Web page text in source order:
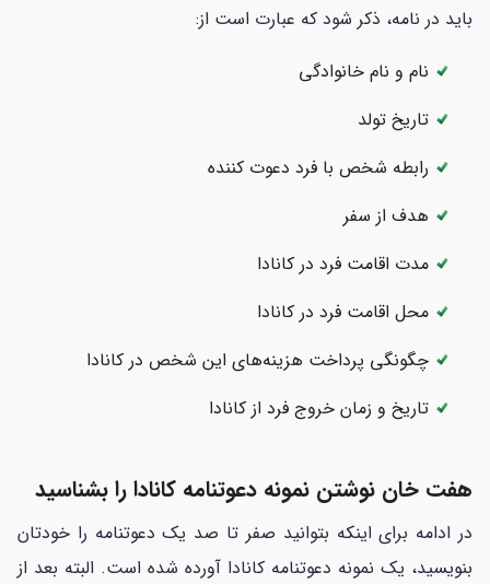
باید در نامه، ذکر شود که عبارت است از:
نام و نام خانوادگی
تاریخ تولد
رابطه شخص با فرد دعوت کننده
هدف از سفر
مدت اقامت فرد در کانادا
محل اقامت فرد در کانادا
چگونگی پرداخت هزینه‌های این شخص در کانادا
تاریخ و زمان خروج فرد از کانادا
هفت خان نوشتن نمونه دعوتنامه کانادا را بشناسید
در ادامه برای اینکه بتوانید صفر تا صد یک دعوتنامه را خودتان
بنویسید، یک نمونه دعوتنامه کانادا آورده شده است. البته بعد از